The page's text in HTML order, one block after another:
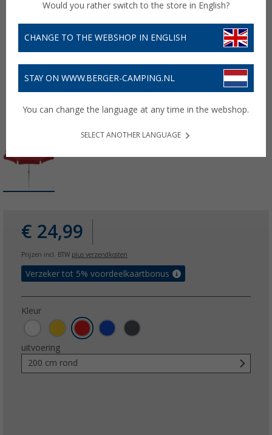
€ 24,99
Prijzen incl. BTW plus verzendkosten
Verzeker tot 5% voordeelkaartbonus
Kleur
uitvoering
200 cm rond
Would you rather switch to the store in English?
CHANGE TO THE WEBSHOP IN ENGLISH
STAY ON WWW.BERGER-CAMPING.NL
You can change the language at any time in the webshop.
SELECT ANOTHER LANGUAGE